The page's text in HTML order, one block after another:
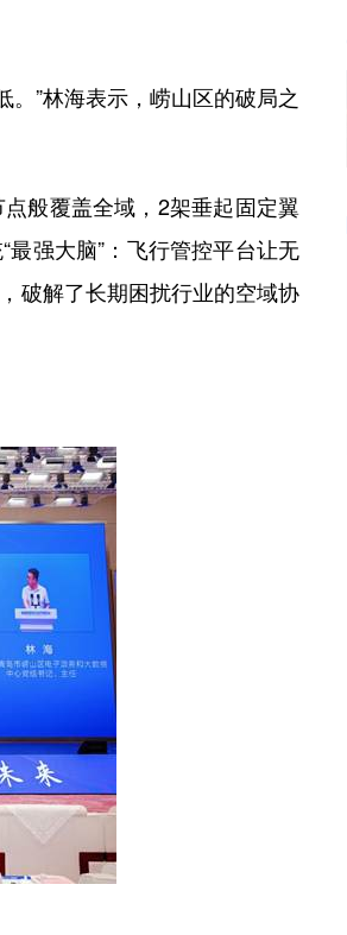
。 ”林海表示，崂山区的破局之
般覆盖全域， 2架垂起固定翼
“最强大脑” ：飞行管控平台让无
破解了长期困扰行业的空域协